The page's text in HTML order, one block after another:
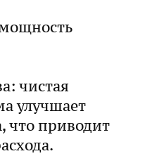
чистая
улучшает
что приводит